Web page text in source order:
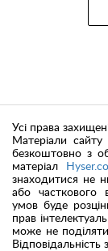
Усі права
Матеріали сайту
безкоштовно з
матеріал
знаходитися не
або часткового
умов буде
прав
може не поділяти